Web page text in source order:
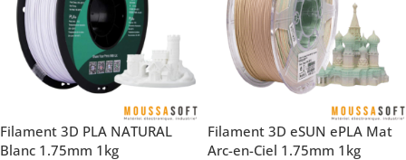
Filament 3D PLA NATURAL
Blanc 1.75mm 1kg
Filament 3D eSUN ePLA Mat
Arc-en-Ciel 1.75mm 1kg